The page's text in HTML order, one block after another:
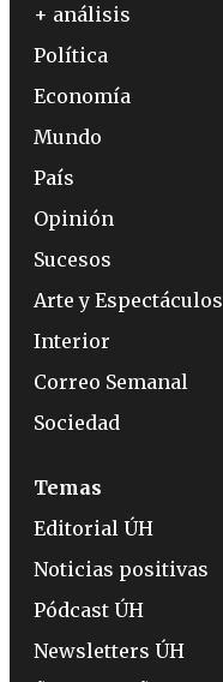
+ análisis
Política
Economía
Mundo
País
Opinión
Sucesos
Arte y Espectáculos
Interior
Correo Semanal
Sociedad
Temas
Editorial ÚH
Noticias positivas
Pódcast ÚH
Newsletters ÚH